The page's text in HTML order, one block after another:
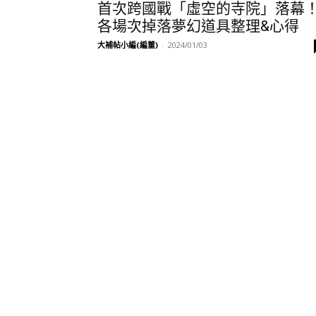
首次跨國戰「虛空的寺院」落幕
各場次掉落夢幻道具整理&心得
大補帖小編(編董) - 2024/01/03